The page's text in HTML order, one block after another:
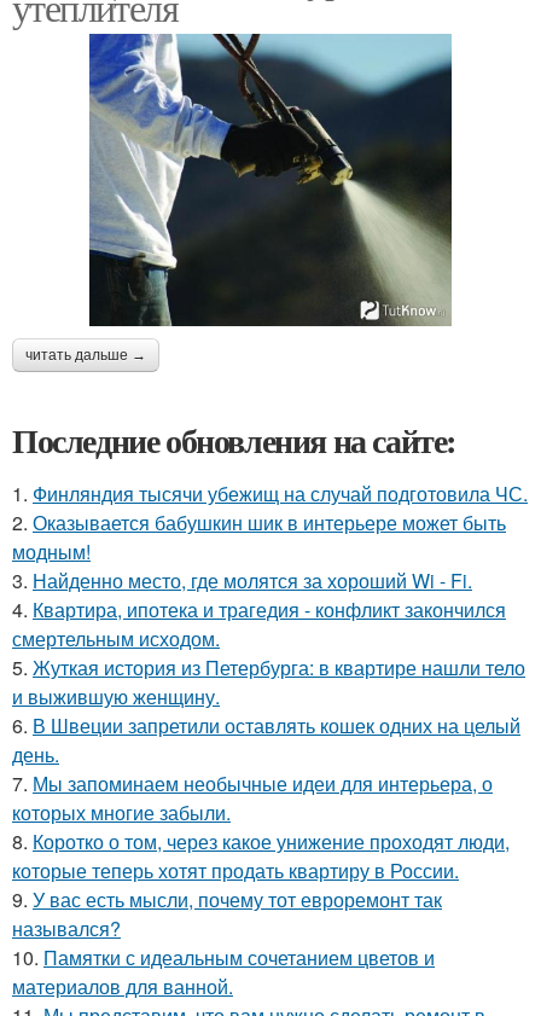
читать дальше →
Последние обновления на сайте:
1. Финляндия тысячи убежищ на случай подготовила ЧС.
2. Оказывается бабушкин шик в интерьере может быть
модным!
3. Найденно место, где молятся за хороший Wi - Fi.
4. Квартира, ипотека и трагедия - конфликт закончился
смертельным исходом.
5. Жуткая история из Петербурга: в квартире нашли тело
и выжившую женщину.
6. В Швеции запретили оставлять кошек одних на целый
день.
7. Мы запоминаем необычные идеи для интерьера, о
которых многие забыли.
8. Коротко о том, через какое унижение проходят люди,
которые теперь хотят продать квартиру в России.
9. У вас есть мысли, почему тот евроремонт так
назывался?
10. Памятки с идеальным сочетанием цветов и
материалов для ванной.